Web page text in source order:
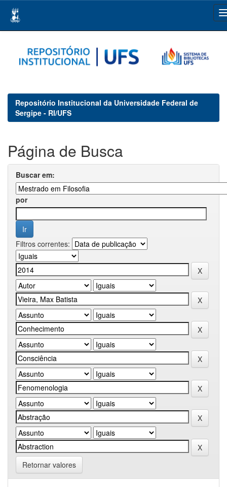
navigation
Repositório Institucional da Universidade Federal de
Sergipe - RI/UFS
Página de Busca
Buscar em:
por
Filtros correntes:
Retornar valores